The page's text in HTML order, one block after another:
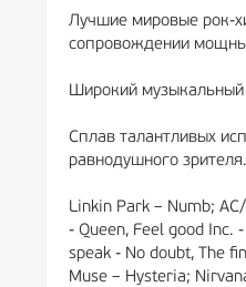
Лучшие мировые рок-
сопровождении
Широкий музыкальный
Сплав талантливых
равнодушного зрителя.
Linkin Park – Numb;
- Queen, Feel good Inc.
speak - No doubt, The
Muse – Hysteria;